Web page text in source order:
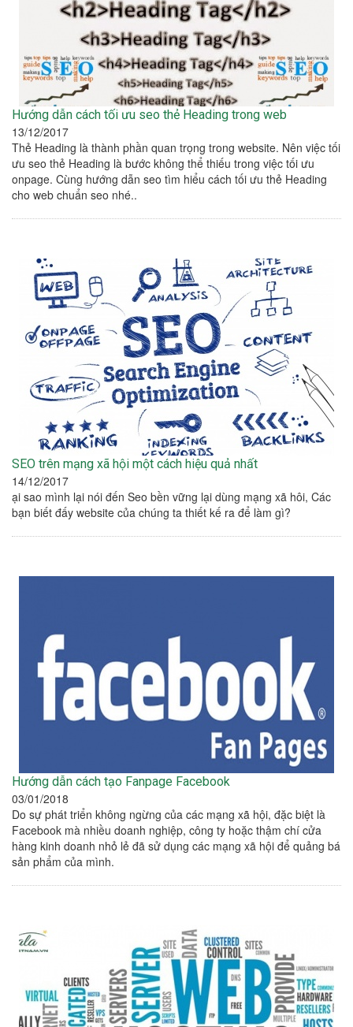
Hướng dẫn cách tối ưu seo thẻ Heading trong web
13/12/2017
Thẻ Heading là thành phần quan trọng trong website. Nên việc tối
ưu seo thẻ Heading là bước không thể thiếu trong việc tối ưu
onpage. Cùng hướng dẫn seo tìm hiểu cách tối ưu thẻ Heading
cho web chuẩn seo nhé..
SEO trên mạng xã hội một cách hiệu quả nhất
14/12/2017
ại sao mình lại nói đến Seo bền vững lại dùng mạng xã hôi, Các
bạn biết đấy website của chúng ta thiết kế ra để làm gì?
Hướng dẫn cách tạo Fanpage Facebook
03/01/2018
Do sự phát triển không ngừng của các mạng xã hội, đặc biệt là
Facebook mà nhiều doanh nghiệp, công ty hoặc thậm chí cửa
hàng kinh doanh nhỏ lẻ đã sử dụng các mạng xã hội để quảng bá
sản phẩm của mình.